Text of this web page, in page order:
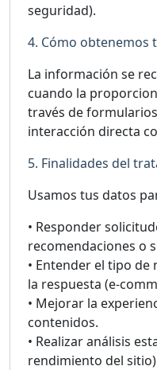
seguridad).
4. Cómo obtenemos
La información se
cuando la
través de
interacción directa
5. Finalidades del
Usamos tus datos
• Responder
recomendaciones o
• Entender el tipo
la respuesta (e-
• Mejorar la
contenidos.
• Realizar análisis
rendimiento del